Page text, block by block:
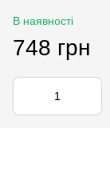
В наявності
748 грн